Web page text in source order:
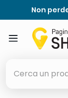
Non